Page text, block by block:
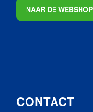
NAAR DE WEBSHOP
CONTACT